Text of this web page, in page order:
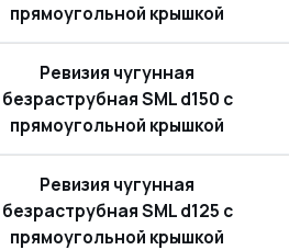
прямоугольной крышкой
Ревизия чугунная
безраструбная SML d150 с
прямоугольной крышкой
Ревизия чугунная
безраструбная SML d125 с
прямоугольной крышкой